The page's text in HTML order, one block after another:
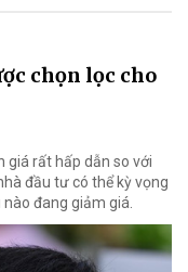
chọn lọc cho
giá rất hấp dẫn so với
đầu tư có thể kỳ vọng
đang giảm giá.